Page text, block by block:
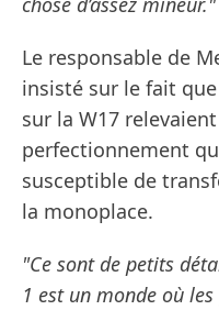
Le responsable de
insisté sur le fait
sur la W17
perfectionnement
susceptible de
la monoplace.
"Ce sont de petits
1 est un monde où